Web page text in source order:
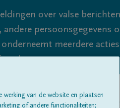
over valse
persoonsgegevens
meerdere
Over ons
van de website en plaatsen
of andere functionaliteiten;